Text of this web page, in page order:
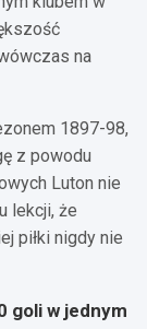
na
1897-98,
z powodu
Luton nie
lekcji, że
piłki nigdy nie
goli w jednym